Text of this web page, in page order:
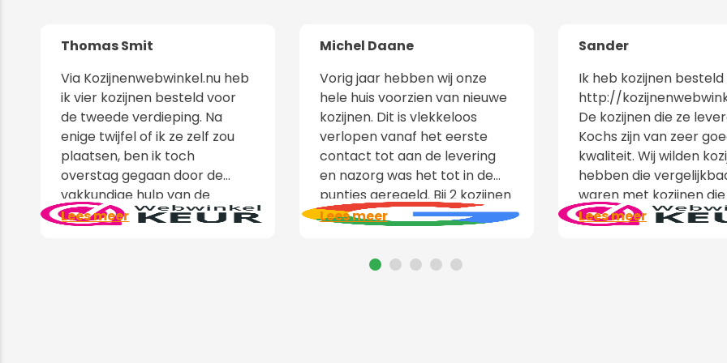
Thomas Smit
Via Kozijnenwebwinkel.nu heb
ik vier kozijnen besteld voor
de tweede verdieping. Na
enige twijfel of ik ze zelf zou
plaatsen, ben ik toch
overstag gegaan door de
vakkundige hulp van de
werkvoorbereiding van de
Lees meer
Michel Daane
Vorig jaar hebben wij onze
hele huis voorzien van nieuwe
kozijnen. Dit is vlekkeloos
verlopen vanaf het eerste
contact tot aan de levering
en nazorg was het tot in de
puntjes geregeld. Bij 2 kozijnen
zat er een beschadiging op de
opgeplakt dat er een nieuwe
Lees meer
Sander
Ik heb kozijnen besteld
http://
De kozijnen die ze
Kochs zijn van zeer
kwaliteit. Wij wilden
hebben die
waren met kozijnen
enkele jaren geleden
Lees meer